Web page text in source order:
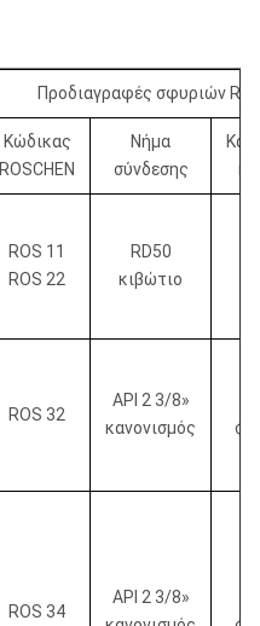
Προδιαγραφές σφυριών
Κώδικας
ROSCHEN
Νήμα
σύνδεσης
ROS 11
ROS 22
RD50
κιβώτιο
ROS 32
API 2 3/8»
κανονισμός
ROS 34
API 2 3/8»